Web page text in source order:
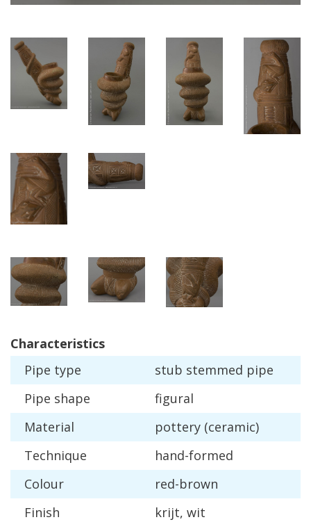
Characteristics
Pipe type stub stemmed pipe
Pipe shape
figural
Material
pottery (ceramic)
Technique
hand-formed
Colour
red-brown
Finish
krijt, wit